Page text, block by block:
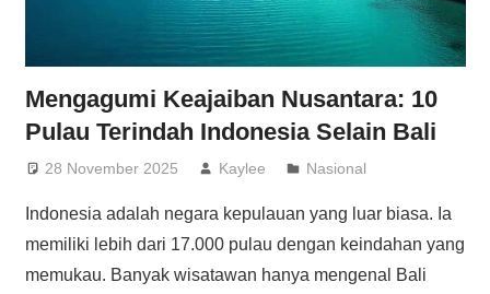
Mengagumi Keajaiban Nusantara: 10
Pulau Terindah Indonesia Selain Bali
28 November 2025 Kaylee Nasional
Indonesia adalah negara kepulauan yang luar biasa. Ia
memiliki lebih dari 17.000 pulau dengan keindahan yang
memukau. Banyak wisatawan hanya mengenal Bali